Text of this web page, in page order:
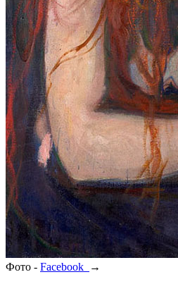
Фото - Facebook →